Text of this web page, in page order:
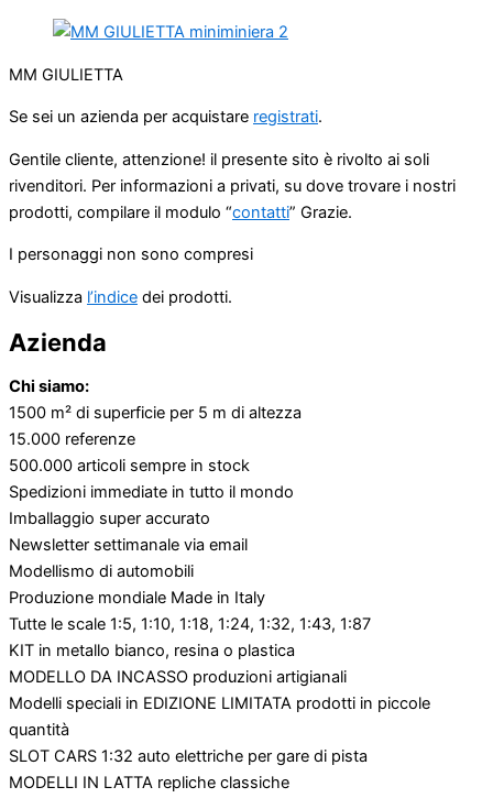
MM GIULIETTA
Se sei un azienda per acquistare registrati.
Gentile cliente, attenzione! il presente sito è rivolto ai soli
rivenditori. Per informazioni a privati, su dove trovare i nostri
prodotti, compilare il modulo “contatti” Grazie.
I personaggi non sono compresi
Visualizza l’indice dei prodotti.
Azienda
Chi siamo:
1500 m² di superficie per 5 m di altezza
15.000 referenze
500.000 articoli sempre in stock
Spedizioni immediate in tutto il mondo
Imballaggio super accurato
Newsletter settimanale via email
Modellismo di automobili
Produzione mondiale Made in Italy
Tutte le scale 1:5, 1:10, 1:18, 1:24, 1:32, 1:43, 1:87
KIT in metallo bianco, resina o plastica
MODELLO DA INCASSO produzioni artigianali
Modelli speciali in EDIZIONE LIMITATA prodotti in piccole
quantità
SLOT CARS 1:32 auto elettriche per gare di pista
MODELLI IN LATTA repliche classiche